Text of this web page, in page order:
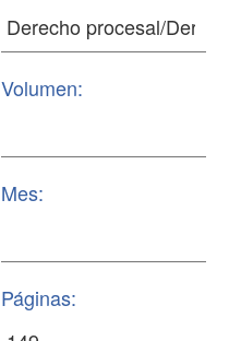
Volumen:
Mes:
Páginas: